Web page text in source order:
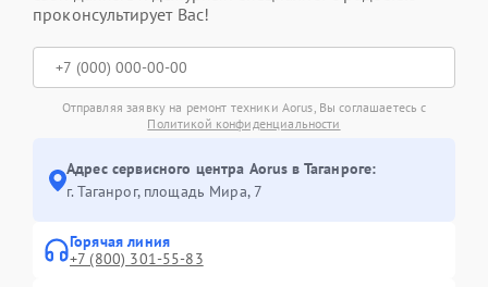
проконсультирует Вас!
Отправляя заявку на ремонт техники Aorus, Вы соглашаетесь с
Политикой конфиденциальности
Адрес сервисного центра Aorus в Таганроге:
г. Таганрог, площадь Мира, 7
Горячая линия
+7 (800) 301-55-83